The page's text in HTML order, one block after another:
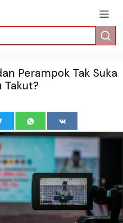
Perampok Tak Suka
Takut?